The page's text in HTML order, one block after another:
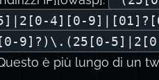
4][0-
[0-9]?)\.(25[0-
è più lungo di un